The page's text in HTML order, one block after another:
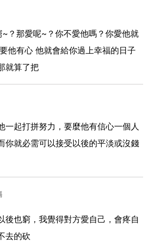
？那愛呢~？你不愛他嗎？你愛他就
他有心 他就會給你過上幸福的日子
就算了把
一起打拼努力，要麼他有信心一個人
你就必需可以接受以後的平淡或沒錢
後也窮，我覺得對方愛自己，會疼自
去的砍